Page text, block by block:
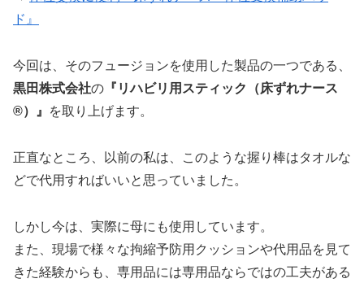
ド』
今回は、そのフュージョンを使用した製品の一つである、
黒田株式会社の 『リハビリ用スティック（床ずれナース
®）』
を取り上げます。
正直なところ、以前の私は、このような握り棒はタオルな
どで代用すればいいと思っていました。
しかし今は、実際に母にも使用しています。
また、現場で様々な拘縮予防用クッションや代用品を見て
きた経験からも、専用品には専用品ならではの工夫がある